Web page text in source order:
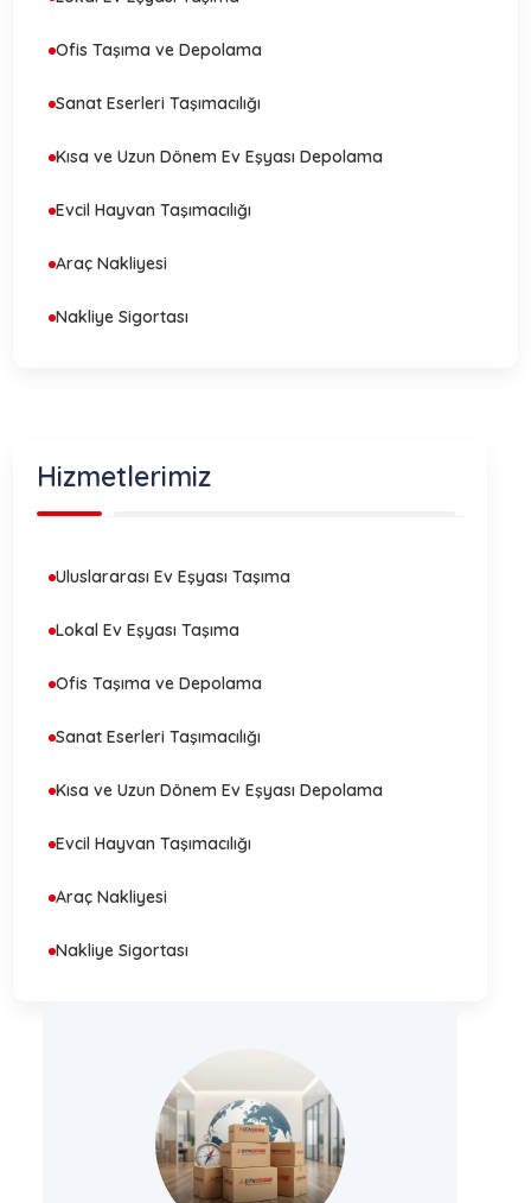
Ofis Taşıma ve Depolama
Sanat Eserleri Taşımacılığı
Kısa ve Uzun Dönem Ev Eşyası Depolama
Evcil Hayvan Taşımacılığı
Araç Nakliyesi
Nakliye Sigortası
Hizmetlerimiz
Uluslararası Ev Eşyası Taşıma
Lokal Ev Eşyası Taşıma
Ofis Taşıma ve Depolama
Sanat Eserleri Taşımacılığı
Kısa ve Uzun Dönem Ev Eşyası Depolama
Evcil Hayvan Taşımacılığı
Araç Nakliyesi
Nakliye Sigortası